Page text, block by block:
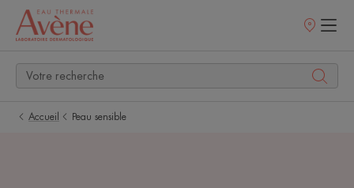
Points
Accueil Peau sensible